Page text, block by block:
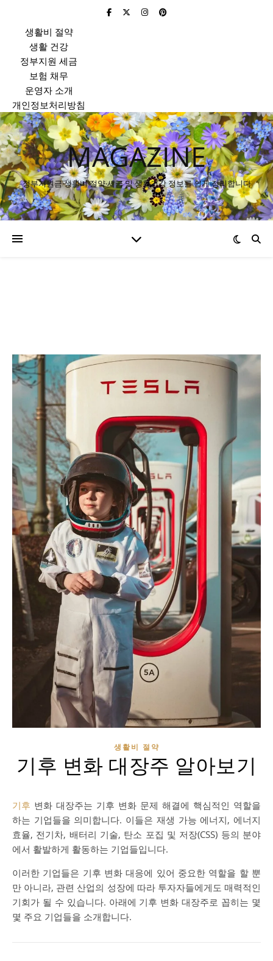
생활비 절약
생활 건강
정부지원 세금
보험 채무
운영자 소개
개인정보처리방침
MAGAZINE
정부지원금·생활비 절약·세금 및 생활건강 정보를 쉽게 정리합니다
생활비 절약
기후 변화 대장주 알아보기
기후 변화 대장주는 기후 변화 문제 해결에 핵심적인 역할을
하는 기업들을 의미합니다. 이들은 재생 가능 에너지, 에너지
효율, 전기차, 배터리 기술, 탄소 포집 및 저장(CSS) 등의 분야
에서 활발하게 활동하는 기업들입니다.
이러한 기업들은 기후 변화 대응에 있어 중요한 역할을 할 뿐
만 아니라, 관련 산업의 성장에 따라 투자자들에게도 매력적인
기회가 될 수 있습니다. 아래에 기후 변화 대장주로 꼽히는 몇
몇 주요 기업들을 소개합니다.